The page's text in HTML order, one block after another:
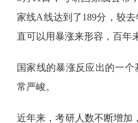
家线A线达到了189分，较
直可以用暴涨来形容，百年
国家线的暴涨反应出的一
常严峻。
近年来，考研人数不断增加